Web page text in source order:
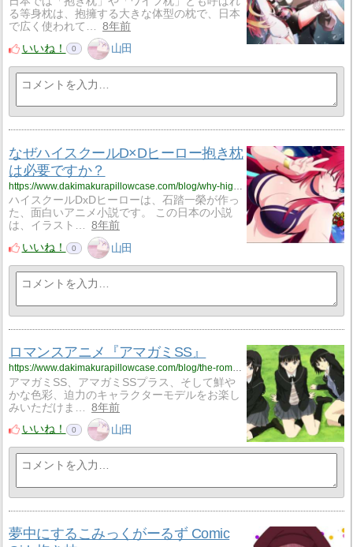
る等身枕は、抱擁する大きな体型の枕で、日本
で広く使われて…
8年前
いいね！
0 山田
なぜハイスクールD×Dヒーロー抱き枕
は必要ですか？
https://www.dakimakurapillowcase.com/blog/why-high-school-dxd-hero-dakimakura-pillow-is-a-must-have/
ハイスクールDxDヒーローは、石踏一榮が作っ
た、面白いアニメ小説です。 この日本の小説
は、イラスト…
8年前
いいね！
0 山田
ロマンスアニメ『アマガミSS』
https://www.dakimakurapillowcase.com/blog/the-romance-anime-amagami-ss/
アマガミSS、アマガミSSプラス、そして鮮や
かな色彩、迫力のキャラクターモデルをお楽し
みいただけま…
8年前
いいね！
0 山田
夢中にするこみっくがーるず Comic